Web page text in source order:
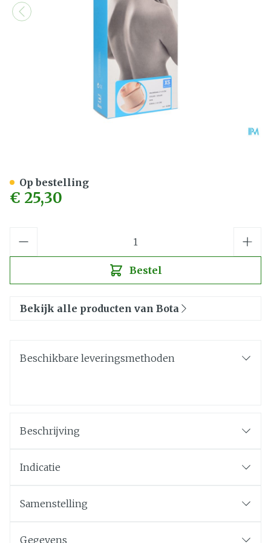
€ 25,30
Bestel
Op bestelling
Bekijk alle producten van Bota
Beschikbare leveringsmethoden
Beschrijving
Indicatie
Samenstelling
Gegevens